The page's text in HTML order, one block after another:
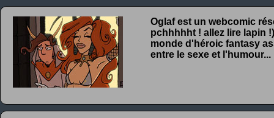
Oglaf est un webcomic
pchhhhht ! allez lire lapin
monde d'héroic fantasy
entre le sexe et l'humour...